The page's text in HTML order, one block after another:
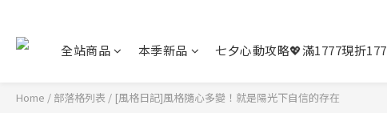
全站商品 本季新品 七夕心動攻略💖滿1777現折177
Home / 部落格列表 / [風格日記]風格隨心多變！就是陽光下自信的存在